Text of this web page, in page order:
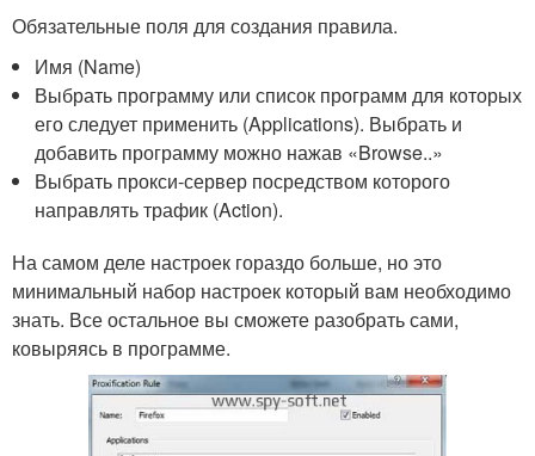
Обязательные поля для создания правила.
Имя (Name)
Выбрать программу или список программ для которых
его следует применить (Applications). Выбрать и
добавить программу можно нажав «Browse..»
Выбрать прокси-сервер посредством которого
направлять трафик (Action).
На самом деле настроек гораздо больше, но это
минимальный набор настроек который вам необходимо
знать. Все остальное вы сможете разобрать сами,
ковыряясь в программе.